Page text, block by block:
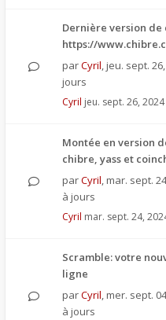
Dernière version
https://
parCyril, jeu. sept.
jours
Cyril jeu. sept. 26,
Montée en version
chibre, yass et
parCyril, mar. sept.
à jours
Cyril mar. sept. 24,
Scramble: votre
ligne
parCyril, mer. sept.
à jours